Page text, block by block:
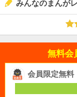
みんなのまんが
無料会
会員限定無料